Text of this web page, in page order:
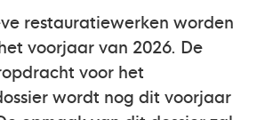
restauratiewerken worden
voorjaar van 2026. De
voor het
wordt nog dit voorjaar